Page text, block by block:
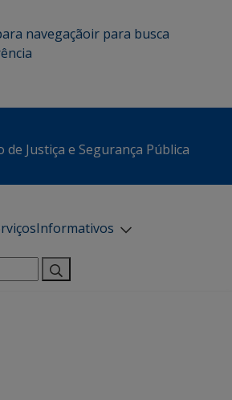
navegaçãoir para busca
de Justiça e Segurança Pública
Informativos